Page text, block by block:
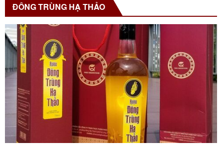
ĐÔNG TRÙNG HẠ THẢO